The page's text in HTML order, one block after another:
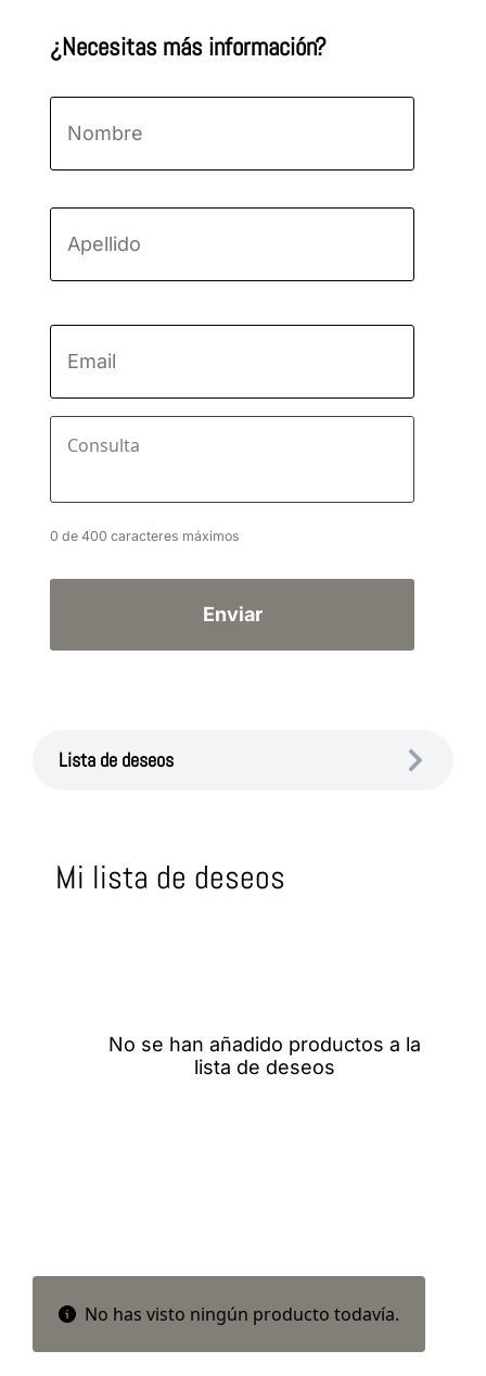
¿Necesitas más información?
Consulta
0 de 400 caracteres máximos
Lista de deseos
Mi lista de deseos
No se han añadido productos a la
lista de deseos
No has visto ningún producto todavía.